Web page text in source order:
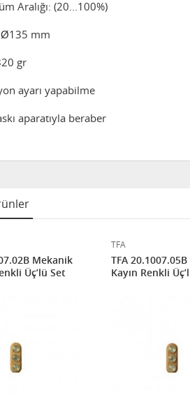
Aralığı: (20...100%)
Ø135 mm
gr
ayarı yapabilme
aparatıyla beraber
Mekanik
Üç’lü Set
TFA
TFA
Kayın Renkli